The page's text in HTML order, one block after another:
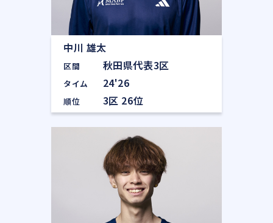
中川 雄太
区間 秋田県代表3区
タイム 24'26
順位 3区 26位